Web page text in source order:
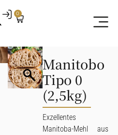
0
Manitobo
Tipo 0
(2,5kg)
Exzellentes
Manitoba-Mehl aus